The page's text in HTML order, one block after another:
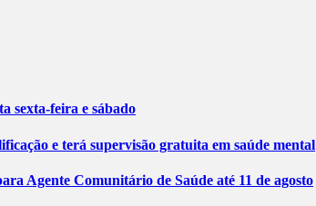
sexta-feira e sábado
e terá supervisão gratuita em saúde mental
Agente Comunitário de Saúde até 11 de agosto